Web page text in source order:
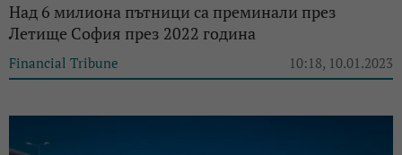
Над 6 милиона пътници са преминали през
Летище София през 2022 година
Financial Tribune 10:18, 10.01.2023